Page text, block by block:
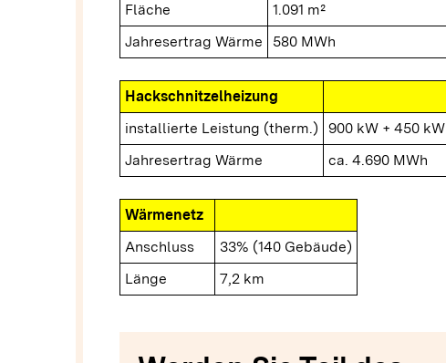
Fläche
1.091 m²
Jahresertrag Wärme
580 MWh
Hackschnitzelheizung
installierte Leistung (therm.)
900 kW + 450 kW
Jahresertrag Wärme
ca. 4.690 MWh
Wärmenetz
Anschluss
33% (140 Gebäude)
Länge
7,2 km